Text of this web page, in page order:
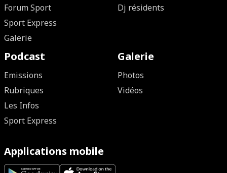
Forum Sport
Sport Express
Galerie
Dj résidents
Podcast
Emissions
Rubriques
Les Infos
Sport Express
Galerie
Photos
Vidéos
Applications mobile